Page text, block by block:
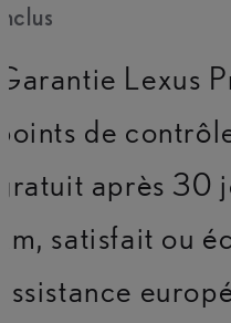
Lexus
de
après 30
satisfait ou